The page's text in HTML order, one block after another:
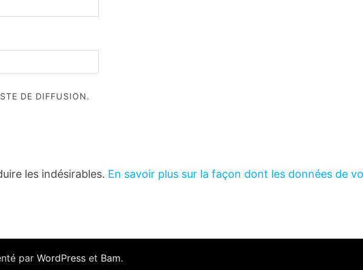
DE DIFFUSION.
les indésirables. En savoir plus sur la façon dont les données de
parWordPress et Bam.